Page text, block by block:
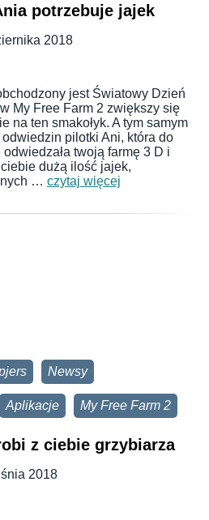
potrzebuje jajek
2018
jest Światowy Dzień
My Free Farm 2 zwiększy się
na ten smakołyk. A tym samym
pilotki Ani, która do
twoją farmę 3 D i
dużą ilość jajek,
… czytaj więcej
Newsy
Aplikacje My Free Farm 2
z ciebie grzybiarza
2018